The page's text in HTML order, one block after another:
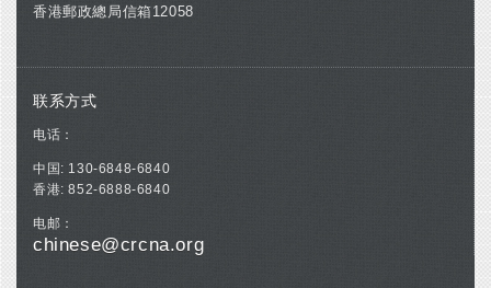
香港郵政總局信箱12058
联系方式
电话：
中国: 130-6848-6840
香港: 852-6888-6840
电邮：
chinese@crcna.org